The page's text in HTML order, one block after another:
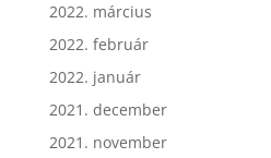
2022. március
2022. február
2022. január
2021. december
2021. november